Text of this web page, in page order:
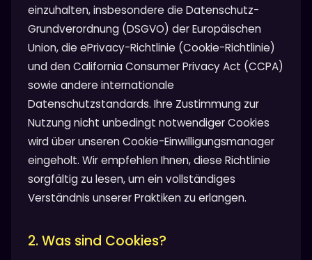
einzuhalten, insbesondere die Datenschutz-
Grundverordnung (DSGVO) der Europäischen
Union, die ePrivacy-Richtlinie (Cookie-Richtlinie)
und den California Consumer Privacy Act (CCPA)
sowie andere internationale
Datenschutzstandards. Ihre Zustimmung zur
Nutzung nicht unbedingt notwendiger Cookies
wird über unseren Cookie-Einwilligungsmanager
eingeholt. Wir empfehlen Ihnen, diese Richtlinie
sorgfältig zu lesen, um ein vollständiges
Verständnis unserer Praktiken zu erlangen.
2. Was sind Cookies?